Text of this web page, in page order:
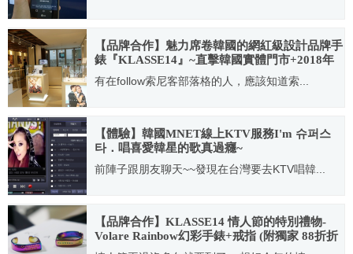
2015.06.19
【品牌合作】魅力席卷韓國的網紅級設計品牌手
錶『KLASSE14』~直擊韓國實體門市+2018年
新款！！(內有獨家優惠碼)
有在follow索尼客部落格的人，應該知道索...
2018.05.21
【體驗】韓國MNET線上KTV服務I'm 슈퍼스
타．唱喜愛韓星的歌真過癮~
前陣子跟朋友聊天~~發現在台灣要去KTV唱韓...
2010.10.02
【品牌合作】KLASSE14 情人節的特別禮物-
Volare Rainbow幻彩手錶+戒指 (附獨家 88折折
扣代碼)